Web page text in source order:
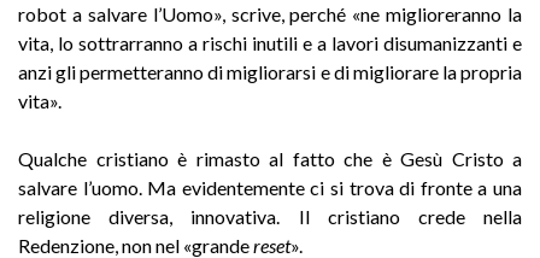
robot a salvare l’Uomo», scrive, perché «ne miglioreranno la
vita, lo sottrarranno a rischi inutili e a lavori disumanizzanti e
anzi gli permetteranno di migliorarsi e di migliorare la propria
vita».
Qualche cristiano è rimasto al fatto che è Gesù Cristo a
salvare l’uomo. Ma evidentemente ci si trova di fronte a una
religione diversa, innovativa. Il cristiano crede nella
Redenzione, non nel «grandereset».